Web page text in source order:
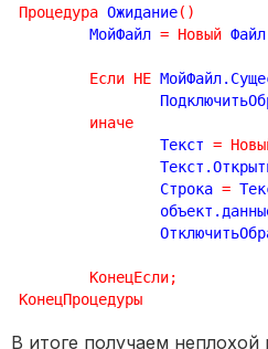
Процедура Ожидание( )
	МойФайл
= Новый Файл
Если НЕ
иначе
		Текст
=
		Строка
=
КонецЕсли;
КонецПроцедуры
В итоге получаем неплохой